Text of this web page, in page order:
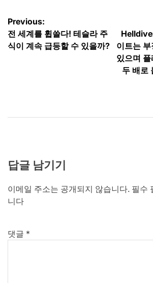
글
탐
Previous:
전 세계를 휩쓸다! 테슬라 주
식이 계속 급등할 수 있을까?
이트는
있으며
두 배로
답글 남기기
이메일 주소는 공개되지 않습니다. 필수
니다
댓글 *